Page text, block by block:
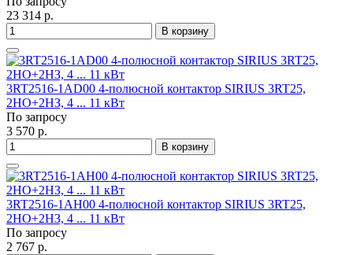
23 314 р.
В корзину
3RT2516-1AD00 4-полюсной контактор SIRIUS 3RT25,
2НО+2НЗ, 4 ... 11 кВт
По запросу
3 570 р.
В корзину
3RT2516-1AH00 4-полюсной контактор SIRIUS 3RT25,
2НО+2НЗ, 4 ... 11 кВт
По запросу
2 767 р.